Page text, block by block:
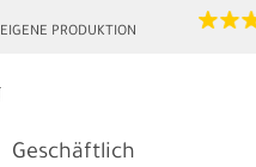
EIGENE PRODUKTION
Geschäftlich